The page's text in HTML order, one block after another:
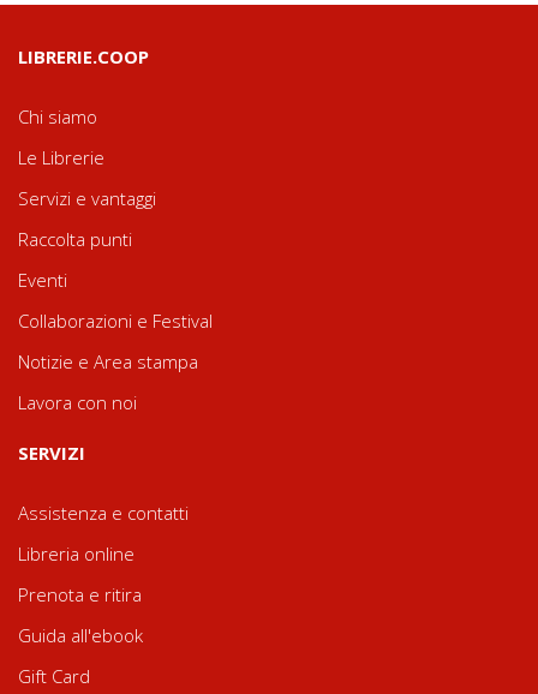
LIBRERIE.COOP
Chi siamo
Le Librerie
Servizi e vantaggi
Raccolta punti
Eventi
Collaborazioni e Festival
Notizie e Area stampa
Lavora con noi
SERVIZI
Assistenza e contatti
Libreria online
Prenota e ritira
Guida all'ebook
Gift Card